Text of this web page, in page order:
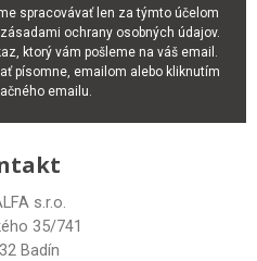
spracovávať len za týmto účelom
ochrany osobných údajov.
ktorý vám pošleme na váš email.
písomne, emailom alebo kliknutím
emailu.
s.r.o.
35/741
Badín